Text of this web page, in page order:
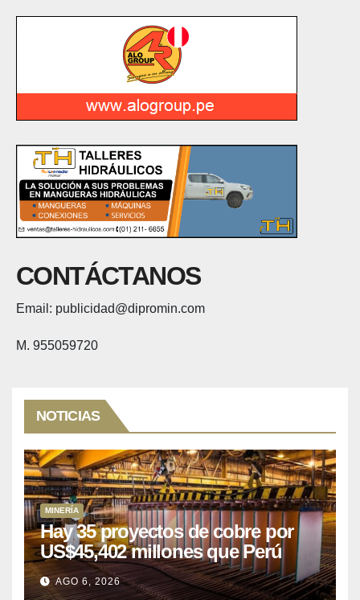
CONTÁCTANOS
Email: publicidad@dipromin.com
M. 955059720
NOTICIAS
MINERÍA
Hay 35 proyectos de cobre por
US$45,402 millones que Perú
puede aprovechar
AGO 6, 2026